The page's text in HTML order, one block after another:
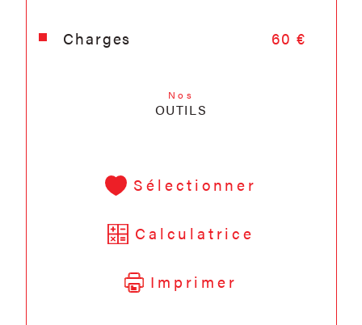
Charges 60 €
Nos
OUTILS
Sélectionner
Calculatrice
Imprimer